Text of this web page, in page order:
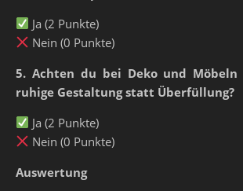
Ja (2 Punkte)
Nein (0 Punkte)
5. Achten du bei Deko und
ruhige Gestaltung statt Überfüllung?
Ja (2 Punkte)
Nein (0 Punkte)
Auswertung